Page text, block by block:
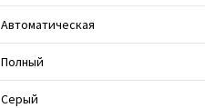
Автоматическая
Полный
Серый